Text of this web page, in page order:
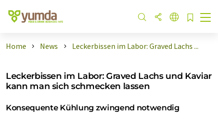
Home News Leckerbissen im Labor: Graved Lachs ...
Leckerbissen im Labor: Graved Lachs und Kaviar
kann man sich schmecken lassen
Konsequente Kühlung zwingend notwendig